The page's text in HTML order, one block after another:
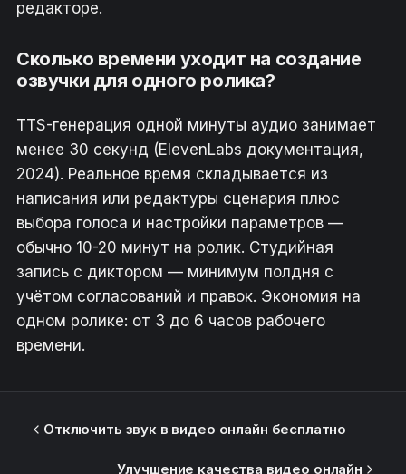
редакторе.
Сколько времени уходит на создание
озвучки для одного ролика?
TTS-генерация одной минуты аудио занимает
менее 30 секунд (ElevenLabs документация,
2024). Реальное время складывается из
написания или редактуры сценария плюс
выбора голоса и настройки параметров —
обычно 10-20 минут на ролик. Студийная
запись с диктором — минимум полдня с
учётом согласований и правок. Экономия на
одном ролике: от 3 до 6 часов рабочего
времени.
Отключить звук в видео онлайн бесплатно
Улучшение качества видео онлайн